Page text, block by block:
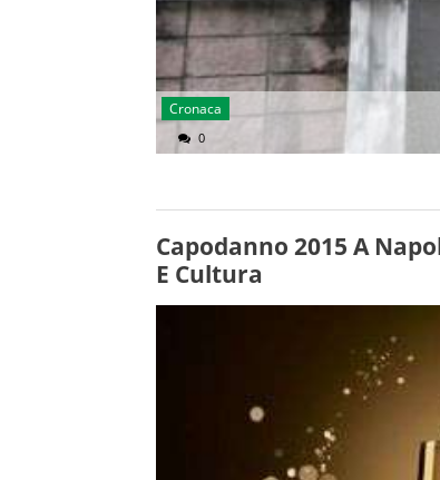
Cronaca
0
Capodanno 2015 A
E Cultura